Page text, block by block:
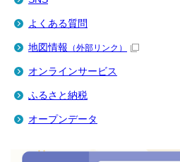
よくある質問
地図情報 （外部リンク）
オンラインサービス
ふるさと納税
オープンデータ